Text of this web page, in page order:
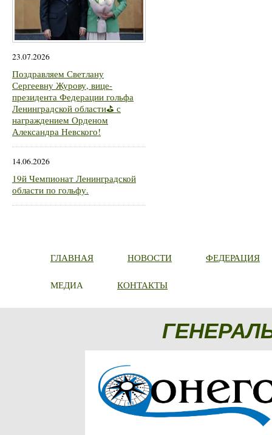
23.07.2026
Поздравляем Светлану
Сергеевну Журову, вице-
президента Федерации гольфа
Ленинградской области⛳ с
награждением Орденом
Александра Невского!
14.06.2026
19й Чемпионат Ленинградской
области по гольфу.
ГЛАВНАЯ НОВОСТИ ФЕДЕРАЦИЯ
МЕДИА КОНТАКТЫ